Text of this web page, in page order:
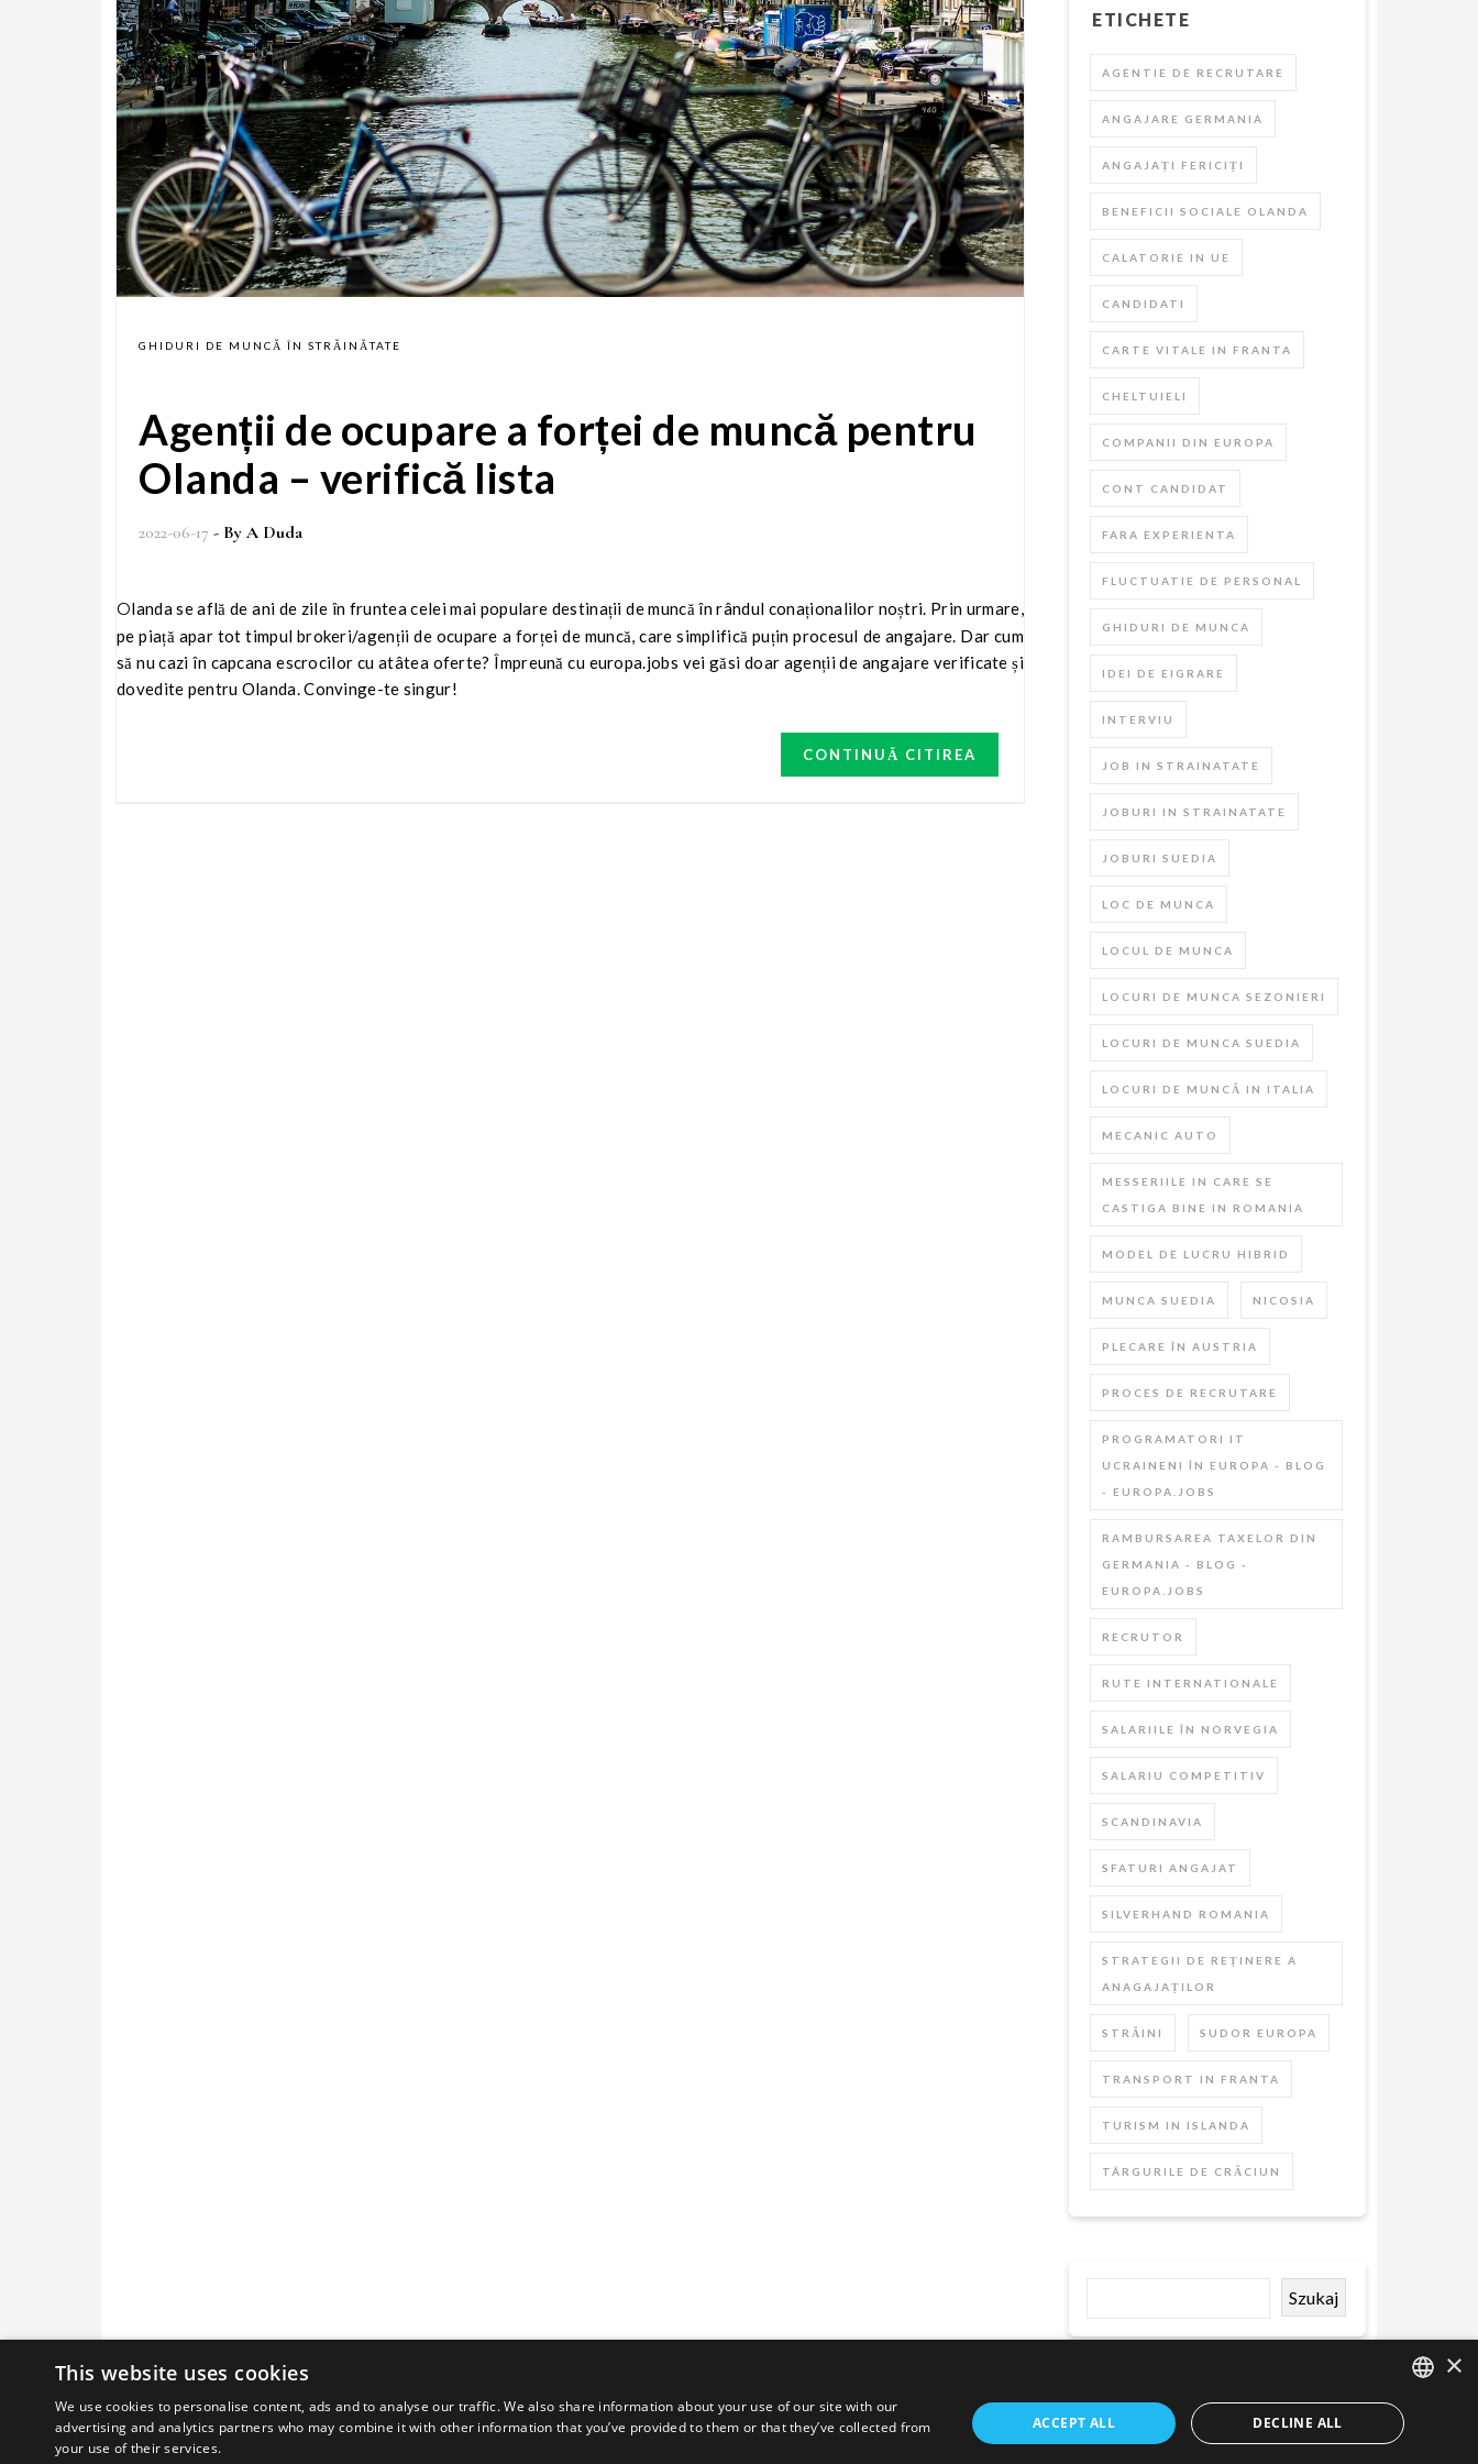
GHIDURI DE MUNCĂ ÎN STRĂINĂTATE
Agenții de ocupare a forței de muncă pentru
Olanda – verifică lista
2022-06-17 - By A Duda
Olanda se află de ani de zile în fruntea celei mai populare destinații de muncă în rândul conaționalilor noștri. Prin urmare,
pe piață apar tot timpul brokeri/agenții de ocupare a forței de muncă, care simplifică puțin procesul de angajare. Dar cum
să nu cazi în capcana escrocilor cu atâtea oferte? Împreună cu europa.jobs vei găsi doar agenții de angajare verificate și
dovedite pentru Olanda. Convinge-te singur!
CONTINUĂ CITIREA
ETICHETE
AGENTIE DE RECRUTARE
ANGAJARE GERMANIA
ANGAJAȚI FERICIȚI
BENEFICII SOCIALE OLANDA
CALATORIE IN UE
CANDIDATI
CARTE VITALE IN FRANTA
CHELTUIELI
COMPANII DIN EUROPA
CONT CANDIDAT
FARA EXPERIENTA
FLUCTUATIE DE PERSONAL
GHIDURI DE MUNCA
IDEI DE EIGRARE
INTERVIU
JOB IN STRAINATATE
JOBURI IN STRAINATATE
JOBURI SUEDIA
LOC DE MUNCA
LOCUL DE MUNCA
LOCURI DE MUNCA SEZONIERI
LOCURI DE MUNCA SUEDIA
LOCURI DE MUNCĂ IN ITALIA
MECANIC AUTO
MESSERIILE IN CARE SE
CASTIGA BINE IN ROMANIA
MODEL DE LUCRU HIBRID
MUNCA SUEDIA NICOSIA
PLECARE ÎN AUSTRIA
PROCES DE RECRUTARE
PROGRAMATORI IT
UCRAINENI ÎN EUROPA - BLOG
- EUROPA.JOBS
RAMBURSAREA TAXELOR DIN
GERMANIA - BLOG -
EUROPA.JOBS
RECRUTOR
RUTE INTERNATIONALE
SALARIILE ÎN NORVEGIA
SALARIU COMPETITIV
SCANDINAVIA
SFATURI ANGAJAT
SILVERHAND ROMANIA
STRATEGII DE REȚINERE A
ANAGAJAȚILOR
STRĂINI SUDOR EUROPA
TRANSPORT IN FRANTA
TURISM IN ISLANDA
TÂRGURILE DE CRĂCIUN
Szukaj
ENGLISH
×
This website uses cookies
We use cookies to personalise content, ads and to analyse our traffic. We also share information about your use of our site with our
advertising and analytics partners who may combine it with other information that you’ve provided to them or that they’ve collected from
your use of their services.
ACCEPT ALL DECLINE ALL